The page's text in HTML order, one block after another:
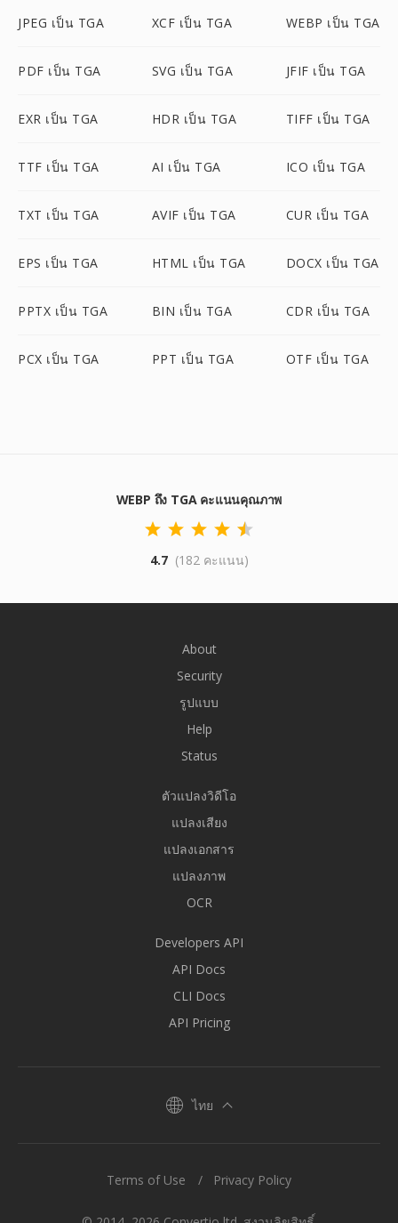
JPEG เป็น TGA XCF เป็น TGA WEBP เป็น TGA
PDF เป็น TGA SVG เป็น TGA JFIF เป็น TGA
EXR เป็น TGA HDR เป็น TGA TIFF เป็น TGA
TTF เป็น TGA AI เป็น TGA ICO เป็น TGA
TXT เป็น TGA AVIF เป็น TGA CUR เป็น TGA
EPS เป็น TGA HTML เป็น TGA DOCX เป็น TGA
PPTX เป็น TGA BIN เป็น TGA CDR เป็น TGA
PCX เป็น TGA PPT เป็น TGA OTF เป็น TGA
WEBP ถึง TGA คะแนนคุณภาพ
4.7 (182 คะแนน)
About
Security
รูปแบบ
Help
Status
ตัวแปลงวิดีโอ
แปลงเสียง
แปลงเอกสาร
แปลงภาพ
OCR
Developers API
API Docs
CLI Docs
API Pricing
ไทย
Terms of Use Privacy Policy